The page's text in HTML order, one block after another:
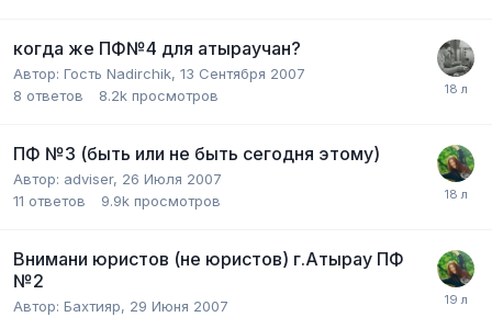
когда же ПФ№4 для атыраучан?
Автор: Гость Nadirchik, 13 Сентября 2007
8 ответов 8.2k просмотров
ПФ №3 (быть или не быть сегодня этому)
Автор: adviser, 26 Июля 2007
11 ответов 9.9k просмотров
Внимани юристов (не юристов) г.Атырау ПФ
№2
Автор: Бахтияр, 29 Июня 2007